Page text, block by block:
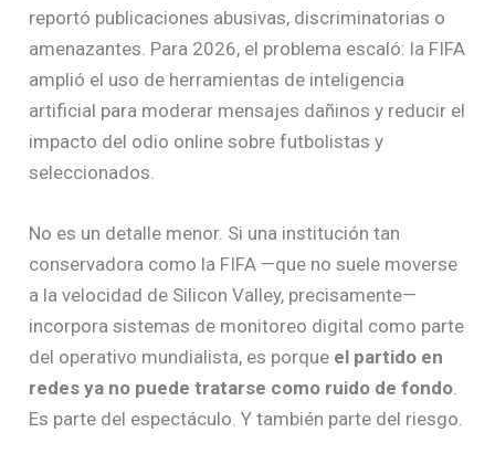
reportó publicaciones abusivas, discriminatorias o
amenazantes. Para 2026, el problema escaló: la FIFA
amplió el uso de herramientas de inteligencia
artificial para moderar mensajes dañinos y reducir el
impacto del odio online sobre futbolistas y
seleccionados.
No es un detalle menor. Si una institución tan
conservadora como la FIFA —que no suele moverse
a la velocidad de Silicon Valley, precisamente—
incorpora sistemas de monitoreo digital como parte
del operativo mundialista, es porque el partido en
redes ya no puede tratarse como ruido de fondo.
Es parte del espectáculo. Y también parte del riesgo.